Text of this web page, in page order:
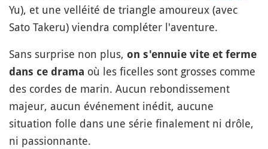
Yu), et une velléité de triangle amoureux (avec
Sato Takeru) viendra compléter l'aventure.
Sans surprise non plus, on s'ennuie vite et ferme
dans ce drama où les ficelles sont grosses comme
des cordes de marin. Aucun rebondissement
majeur, aucun événement inédit, aucune
situation folle dans une série finalement ni drôle,
ni passionnante.